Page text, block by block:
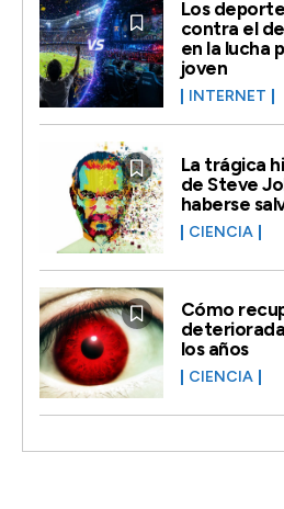
Los
contra el
en la lucha
joven
INTERNET
La trágica
de Steve
haberse
CIENCIA
Cómo
los años
CIENCIA